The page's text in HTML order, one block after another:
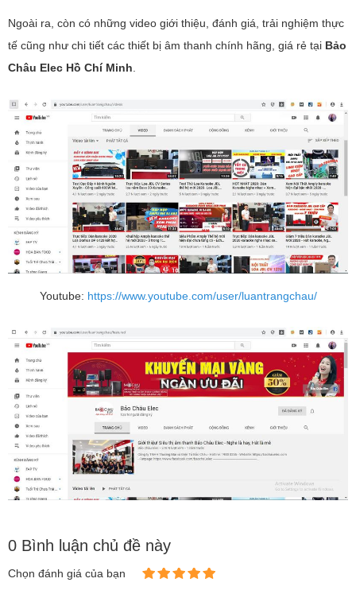
Ngoài ra, còn có những video giới thiệu, đánh giá, trải nghiệm thực
tế cũng như chi tiết các thiết bị âm thanh chính hãng, giá rẻ tại Bảo
Châu Elec Hồ Chí Minh
Youtube: https://www.youtube.com/user/luantrangchau/
0 Bình luận chủ đề này
Chọn đánh giá của bạn